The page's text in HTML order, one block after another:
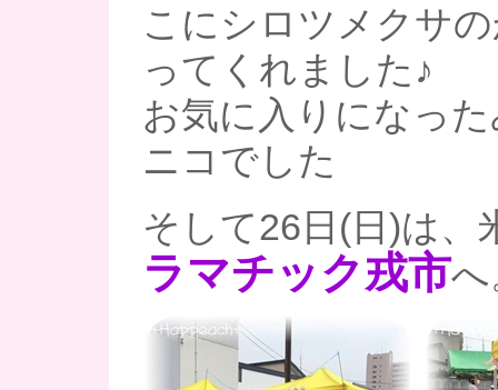
こにシロツメクサ
ってくれました♪
お気に入りになっ
ニコでした
そして26日(日)は、
ラマチック戎市へ